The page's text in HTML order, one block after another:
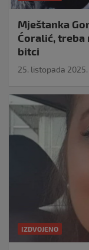
Mještanka
Ćoralić, treba
bitci
25. listopada 2025.
IZDVOJENO